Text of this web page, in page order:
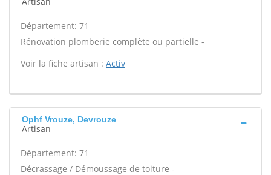
Département: 71
Rénovation plomberie complète ou partielle -
Voir la fiche artisan : Activ
Ophf Vrouze, Devrouze
Artisan
Département: 71
Décrassage / Démoussage de toiture -